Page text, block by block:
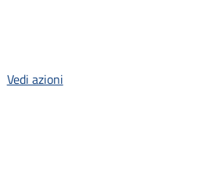
Vedi azioni